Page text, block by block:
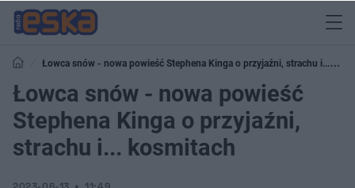
Łowca snów - nowa powieść Stephena Kinga o przyjaźni, strachu i...
kosmitach
Łowca snów - nowa powieść
Stephena Kinga o przyjaźni,
strachu i... kosmitach